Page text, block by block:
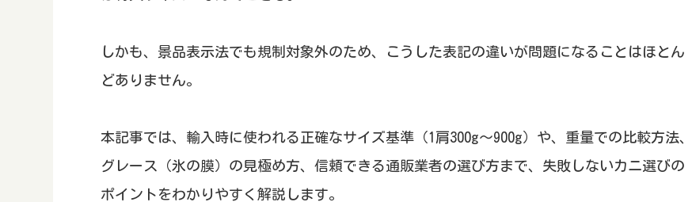
しかも、景品表示法でも規制対象外のため、こうした表記の違いが問題になることはほとん
どありません。
本記事では、輸入時に使われる正確なサイズ基準（1肩300g～900g）や、重量での比較方法、
グレース（氷の膜）の見極め方、信頼できる通販業者の選び方まで、失敗しないカニ選びの
ポイントをわかりやすく解説します。